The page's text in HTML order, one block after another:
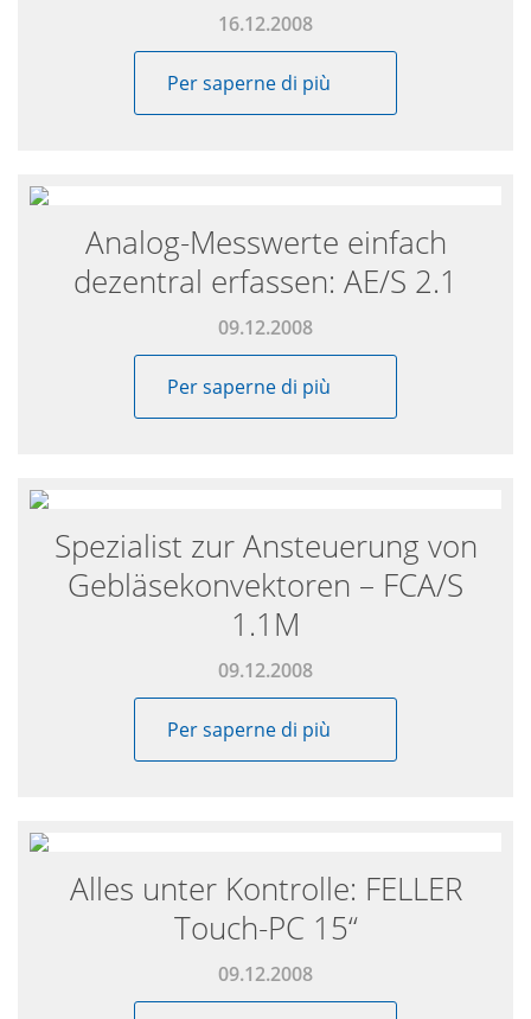
16.12.2008
Per saperne di più
Analog-Messwerte einfach
dezentral erfassen: AE/S 2.1
09.12.2008
Per saperne di più
Spezialist zur Ansteuerung von
Gebläsekonvektoren – FCA/S
1.1M
09.12.2008
Per saperne di più
Alles unter Kontrolle: FELLER
Touch-PC 15“
09.12.2008